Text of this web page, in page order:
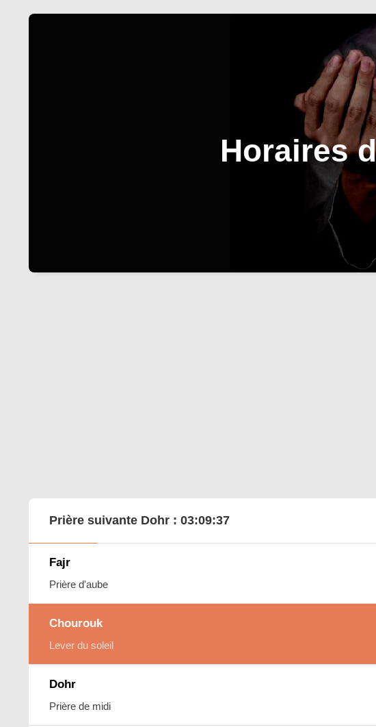
Horaires
Prière suivante Dohr : 03:09:35
Fajr
Prière d'aube
Chourouk
Lever du soleil
Dohr
Prière de midi